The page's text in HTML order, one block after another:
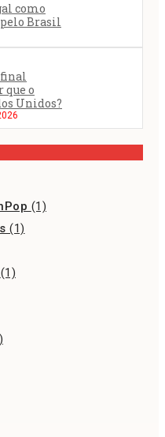
como
Brasil
que o
Unidos?
(1)
(1)
(1)